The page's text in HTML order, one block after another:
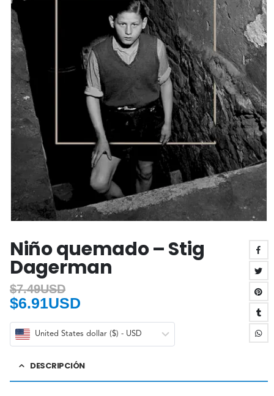
Niño quemado – Stig
Dagerman
$7.49USD
$6.91USD
United States dollar ($) - USD
DESCRIPCIÓN